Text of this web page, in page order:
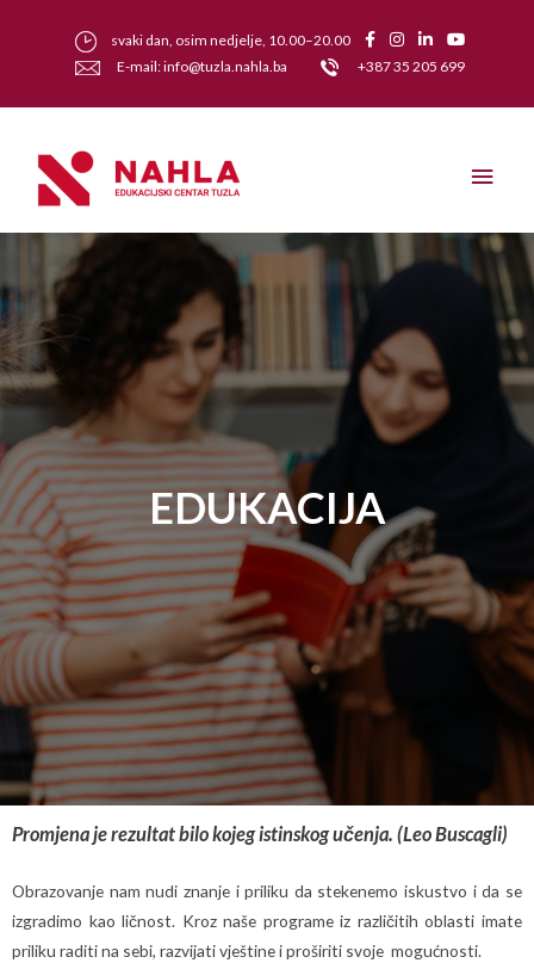
svaki dan, osim nedjelje, 10.00–20.00
E-mail: info@tuzla.nahla.ba
+387 35 205 699
EDUKACIJA
Promjena je rezultat bilo kojeg istinskog učenja. (Leo Buscagli)
Obrazovanje nam nudi znanje i priliku da stekenemo iskustvo i da se
izgradimo kao ličnost. Kroz naše programe iz različitih oblasti imate
priliku raditi na sebi, razvijati vještine i proširiti svoje mogućnosti.